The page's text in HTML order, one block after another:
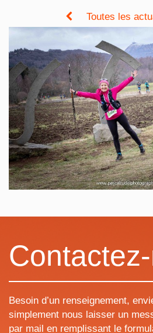
Toutes les
Besoin d’un renseignement,
simplement nous laisser un
par mail en remplissant le